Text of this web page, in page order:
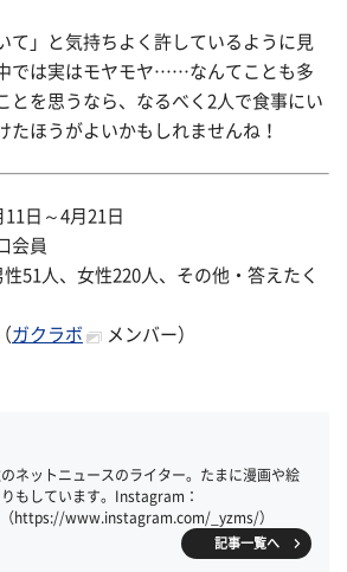
て」と気持ちよく許しているように見
では実はモヤモヤ……なんてことも多
とを思うなら、なるべく2人で食事にい
たほうがよいかもしれませんね！
日～4月21日
会員
51人、女性220人、その他・答えたく
ガクラボ メンバー）
ネットニュースのライター。たまに漫画や絵
もしています。Instagram：
（https://www.instagram.com/_yzms/）
記事一覧へ